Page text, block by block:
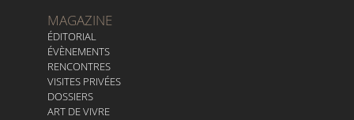
MAGAZINE
ÉDITORIAL
ÉVÈNEMENTS
RENCONTRES
VISITES PRIVÉES
DOSSIERS
ART DE VIVRE